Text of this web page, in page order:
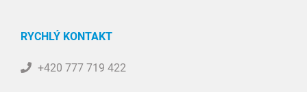
RYCHLÝ KONTAKT
+420 777 719 422